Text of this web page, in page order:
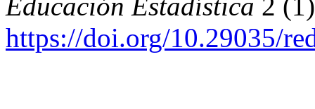
https://doi.org/10.29035/